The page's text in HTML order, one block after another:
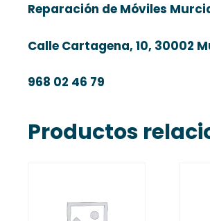
Reparación de Móviles
Calle Cartagena, 10, 30002
968 02 46 79
Productos